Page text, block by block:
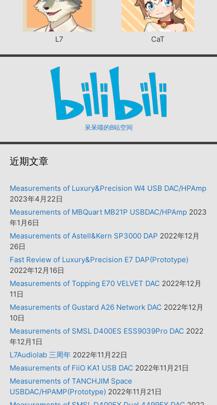
L7 CaT
呆呆喵的B站空间
近期文章
Measurements of Luxury&Precision W4 USB DAC/HPAmp
2023年4月22日
Measurements of MBQuart MB21P USBDAC/HPAmp 2023
年1月6日
Measurements of Astell&Kern SP3000 DAP 2022年12月
26日
Fast Review of Luxury&Precision E7 DAP(Prototype)
2022年12月16日
Measurements of Topping E70 VELVET DAC 2022年12月
11日
Measurements of Gustard A26 Network DAC 2022年12月
10日
Measurements of SMSL D400ES ESS9039Pro DAC 2022
年12月1日
L7Audiolab 三周年 2022年11月22日
Measurements of FiiO KA1 USB DAC 2022年11月21日
Measurements of TANCHJIM Space
USBDAC/HPAMP(Prototype) 2022年11月21日